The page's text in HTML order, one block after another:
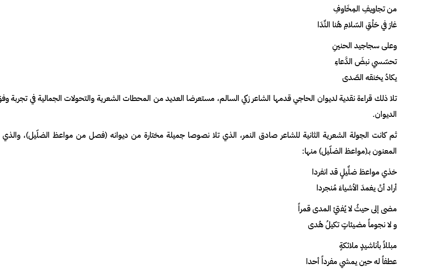
من تجاويفِ المِخَاوفِ
غارَ في حَلْقِ السّلامِ هُنا النِّدَا
وعلى سجاجيد الحنينِ
تحسّسي نبضَ الدَّعاءِ
يكادُ يخنقه الصّدى
تلا ذلك قراءة نقدية لديوان الحاجي قدمها الشاعر زكي السالم، مستعرضا العديد من المحطات الشعرية والتحولات الجمالية في
الديوان.
ثم كانت الجولة الشعرية الثانية للشاعر صادق النمر، الذي تلا نصوصا جميلة مختارة من ديوانه (فصل من مواعظ الضلّيل)،
المعنون بـ(مواعظ الضلّيل) منها:
خذي مواعظ ضلِّيلٍ قد انفردا
أراد أنْ يغمدَ الأشياءَ مُنجردا
مضى إلى حيثُ لا يُفتيْ المدى قمراً
و لا نجوماً مضيئاتٍ تكيلُ هُدى
مبللاً بأناشيدٍ ملائكةٍ
عطفاً له حين يمشي مفرداً أحدا